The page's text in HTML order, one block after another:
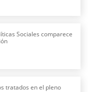
Sociales comparece
tratados en el pleno